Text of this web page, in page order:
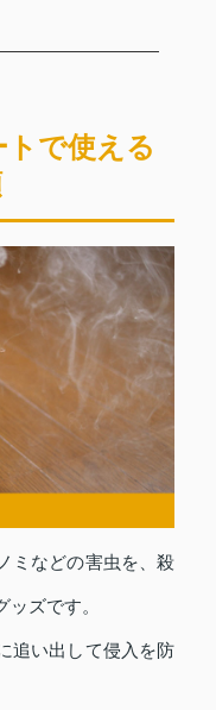
で使える
ミなどの害虫を、殺
ズです。
追い出して侵入を防